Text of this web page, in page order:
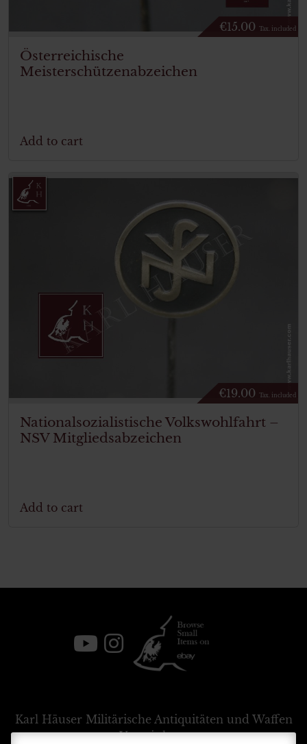
€15.00 Tax. included
Österreichische
Meisterschützenabzeichen
Add to cart
€19.00 Tax. included
Nationalsozialistische Volkswohlfahrt –
NSV Mitgliedsabzeichen
Add to cart
Karl Häuser Militärische Antiquitäten und Waffen
Vermittlung